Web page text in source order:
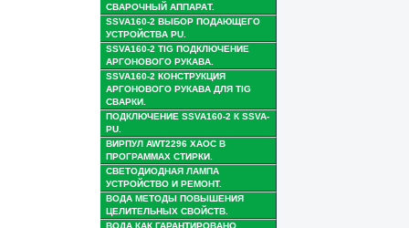
СВАРОЧНЫЙ АППАРАТ.
SSVA160-2 ВЫБОР ПОДАЮЩЕГО
УСТРОЙСТВА PU.
SSVA160-2 TIG ПОДКЛЮЧЕНИЕ
АРГОНОВОГО РУКАВА.
SSVA160-2 КОНСТРУКЦИЯ
АРГОНОВОГО РУКАВА ДЛЯ TIG
СВАРКИ.
ПОДКЛЮЧЕНИЕ SSVA160-2 К SSVA-
PU.
ВИРПУЛ AWT2296 ХАОС В
ПРОГРАММАХ СТИРКИ.
СВЕТОДИОДНАЯ ЛАМПА
УСТРОЙСТВО И РЕМОНТ.
ВОДА МЕТОДЫ ПОВЫШЕНИЯ
ЦЕЛИТЕЛЬНЫХ СВОЙСТВ.
ВОДА КАК ГАРАНТИРОВАНО